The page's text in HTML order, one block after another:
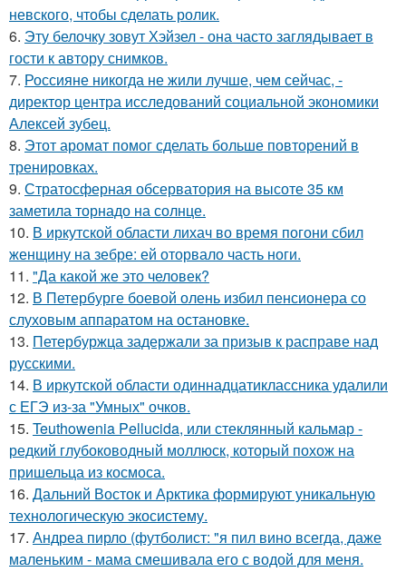
невского, чтобы сделать ролик.
6. Эту белочку зовут Хэйзел - она часто заглядывает в
гости к автору снимков.
7. Россияне никогда не жили лучше, чем сейчас, -
директор центра исследований социальной экономики
Алексей зубец.
8. Этот аромат помог сделать больше повторений в
тренировках.
9. Стратосферная обсерватория на высоте 35 км
заметила торнадо на солнце.
10. В иркутской области лихач во время погони сбил
женщину на зебре: ей оторвало часть ноги.
11. "Да какой же это человек?
12. В Петербурге боевой олень избил пенсионера со
слуховым аппаратом на остановке.
13. Петербуржца задержали за призыв к расправе над
русскими.
14. В иркутской области одиннадцатиклассника удалили
с ЕГЭ из-за "Умных" очков.
15. Teuthowenia Pellucida, или стеклянный кальмар -
редкий глубоководный моллюск, который похож на
пришельца из космоса.
16. Дальний Восток и Арктика формируют уникальную
технологическую экосистему.
17. Андреа пирло (футболист: "я пил вино всегда, даже
маленьким - мама смешивала его с водой для меня.